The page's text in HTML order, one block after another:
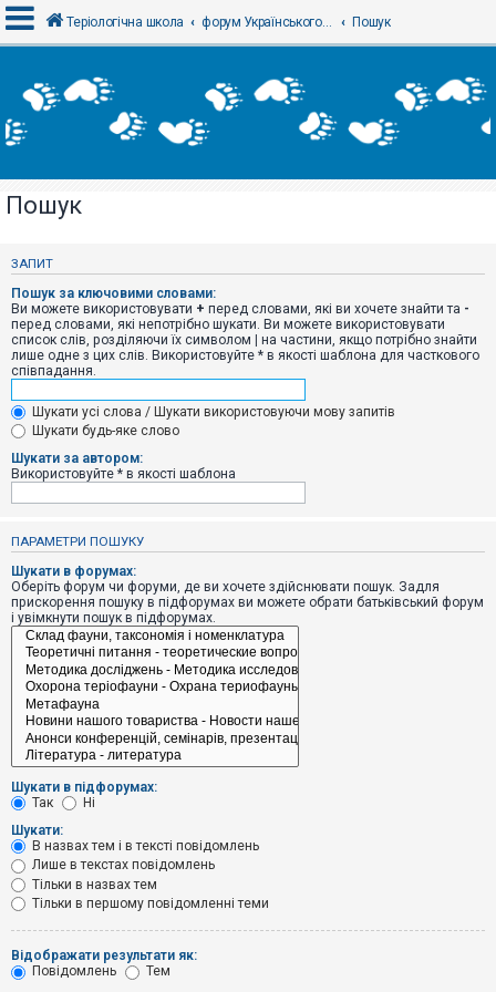
х
і
Р
с
р
а
ц
і
я
Т
е
м
и
б
і
п
о
в
і
д
в
н
т
е
м
и
о
ш
Теріологічна школа форум Українського теріологічного товариства Пошук
Пошук
ЗАПИТ
Пошук за ключовими словами:
Ви можете використовувати + перед словами, які ви хочете знайти та -
перед словами, які непотрібно шукати. Ви можете використовувати
список слів, розділяючи їх символом | на частини, якщо потрібно знайти
лише одне з цих слів. Використовуйте * в якості шаблона для часткового
співпадання.
Шукати усі слова / Шукати використовуючи мову запитів
Шукати будь-яке слово
Шукати за автором:
Використовуйте * в якості шаблона
ПАРАМЕТРИ ПОШУКУ
Шукати в форумах:
Оберіть форум чи форуми, де ви хочете здійснювати пошук. Задля
прискорення пошуку в підфорумах ви можете обрати батьківський форум
і увімкнути пошук в підфорумах.
Шукати в підфорумах:
Так
Ні
Шукати:
В назвах тем і в тексті повідомлень
Лише в текстах повідомлень
Тільки в назвах тем
Тільки в першому повідомленні теми
Відображати результати як:
Повідомлень
Тем